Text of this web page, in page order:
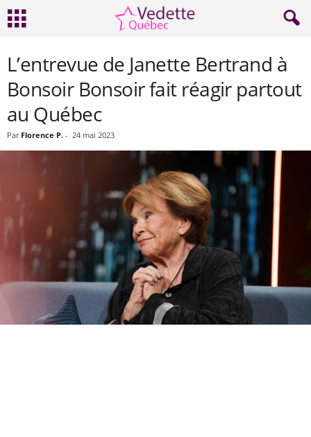
L’entrevue de Janette Bertrand à
Bonsoir Bonsoir fait réagir partout
au Québec
Par Florence P. - 24 mai 2023